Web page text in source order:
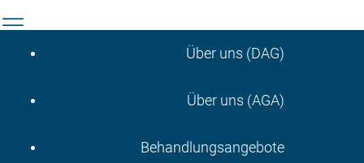
Über uns (DAG)
Über uns (AGA)
Behandlungsangebote